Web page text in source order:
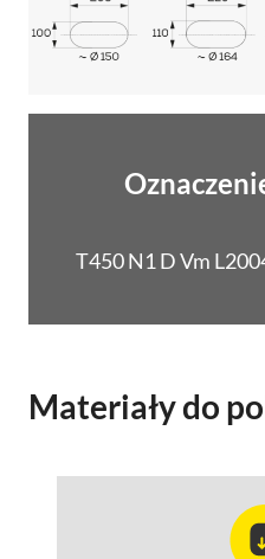
T450 N1 D Vm
Materiały do